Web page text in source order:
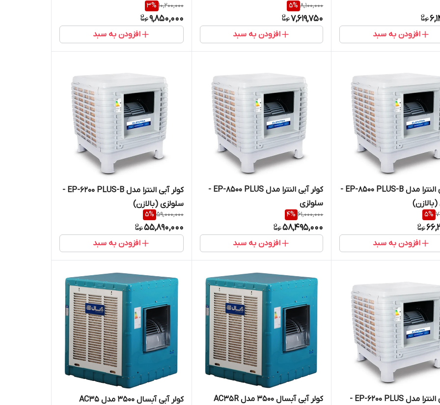
افزودن به سبد
8,100,000
5%
7,619,750
افزودن به سبد
10,200,000
3%
9,850,000
افزودن به سبد
کولر آبی النترا مدل EP-8500 PLUS-B -
5%
افزودن به سبد
کولر آبی النترا مدل EP-8500 PLUS -
سلولزی
61,000,000
4%
58,495,000
افزودن به سبد
کولر آبی النترا مدل EP-6200 PLUS-B -
سلولزی (بالازن)
59,000,000
5%
55,890,000
افزودن به سبد
کولر آبی النترا مدل EP-6200 PLUS -
کولر آبی آبسال 3500 مدل AC35R
کولر آبی آبسال 3500 مدل AC35